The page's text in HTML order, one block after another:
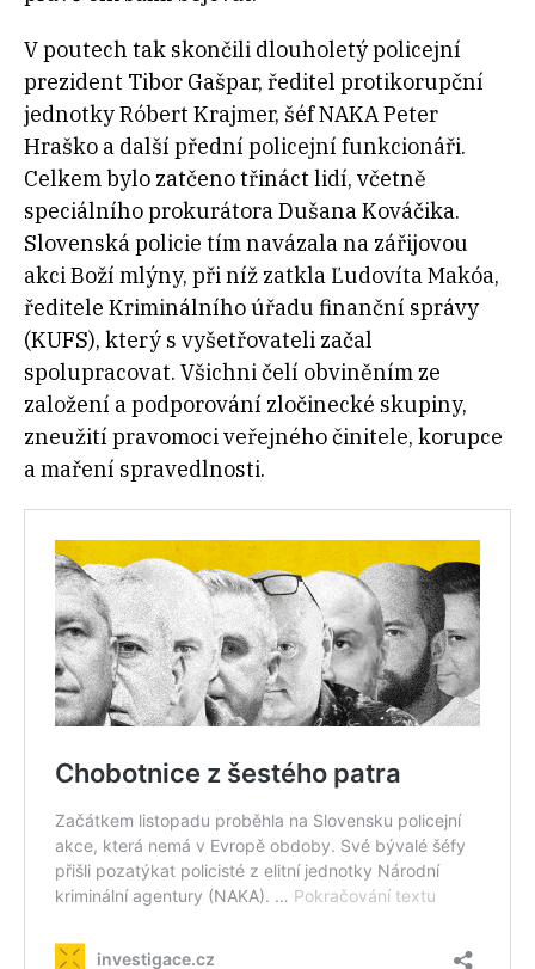
V poutech tak skončili dlouholetý policejní
prezident Tibor Gašpar, ředitel protikorupční
jednotky Róbert Krajmer, šéf NAKA Peter
Hraško a další přední policejní funkcionáři.
Celkem bylo zatčeno třináct lidí, včetně
speciálního prokurátora Dušana Kováčika.
Slovenská policie tím navázala na zářijovou
akci Boží mlýny, při níž zatkla Ľudovíta Makóa,
ředitele Kriminálního úřadu finanční správy
(KUFS), který s vyšetřovateli začal
spolupracovat. Všichni čelí obviněním ze
založení a podporování zločinecké skupiny,
zneužití pravomoci veřejného činitele, korupce
a maření spravedlnosti.